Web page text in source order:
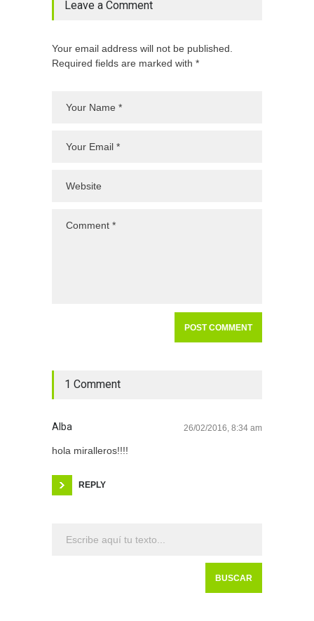
Leave a Comment
Your email address will not be published.
Required fields are marked with *
1 Comment
Alba 26/02/2016, 8:34 am
hola miralleros!!!!
REPLY